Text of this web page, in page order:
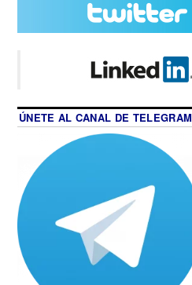
ÚNETE AL CANAL DE TELEGRAM